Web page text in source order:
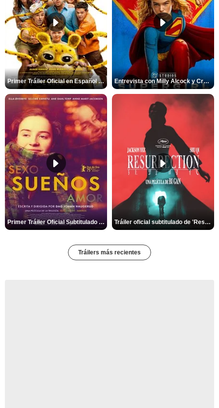
Primer Tráiler Oficial en Español de 'Marsupilami: Caos a Bordo' Entrevista con Milly Alcock y Craig Gillespie por 'Supergirl'
Primer Tráiler Oficial Subtitulado de 'Sueños (Sexo - Amor)' Tráiler oficial subtitulado de 'Resurrection'
Tráilers más recientes